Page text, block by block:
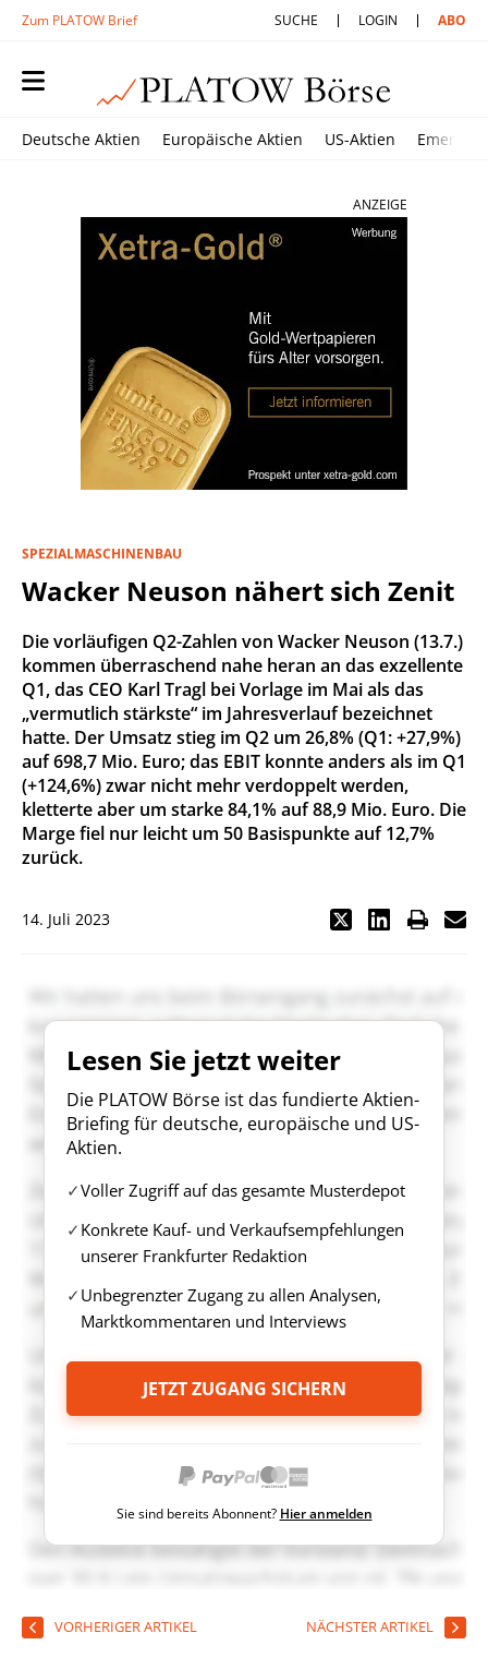
Zum PLATOW Brief SUCHE LOGIN ABO
Deutsche Aktien Europäische Aktien US-Aktien
ANZEIGE
SPEZIALMASCHINENBAU
Wacker Neuson nähert sich Zenit
Die vorläufigen Q2-Zahlen von Wacker Neuson (13.7.)
kommen überraschend nahe heran an das exzellente
Q1, das CEO Karl Tragl bei Vorlage im Mai als das
„vermutlich stärkste“ im Jahresverlauf bezeichnet
hatte. Der Umsatz stieg im Q2 um 26,8% (Q1: +27,9%)
auf 698,7 Mio. Euro; das EBIT konnte anders als im Q1
(+124,6%) zwar nicht mehr verdoppelt werden,
kletterte aber um starke 84,1% auf 88,9 Mio. Euro. Die
Marge fiel nur leicht um 50 Basispunkte auf 12,7%
zurück.
14. Juli 2023
Lesen Sie jetzt weiter
Die PLATOW Börse ist das fundierte Aktien-
Briefing für deutsche, europäische und US-
Aktien.
Voller Zugriff auf das gesamte Musterdepot
Konkrete Kauf- und Verkaufsempfehlungen
unserer Frankfurter Redaktion
Unbegrenzter Zugang zu allen Analysen,
Marktkommentaren und Interviews
JETZT ZUGANG SICHERN
Sie sind bereits Abonnent? Hier anmelden
VORHERIGER ARTIKEL NÄCHSTER ARTIKEL